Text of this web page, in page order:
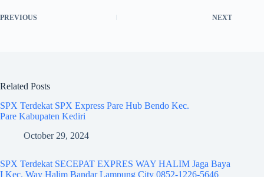
PREVIOUS NEXT
Related Posts
SPX Terdekat SPX Express Pare Hub Bendo Kec.
Pare Kabupaten Kediri
October 29, 2024
SPX Terdekat SECEPAT EXPRES WAY HALIM Jaga Baya
I Kec. Way Halim Bandar Lampung City 0852-1226-5646